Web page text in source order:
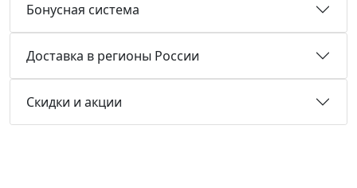
Бонусная система
Доставка в регионы России
Скидки и акции